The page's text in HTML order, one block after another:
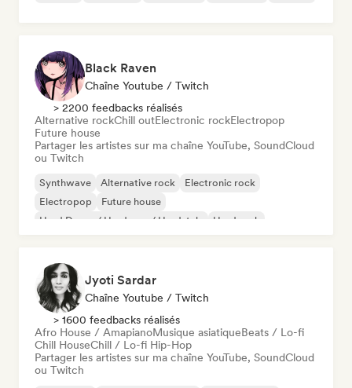
Black Raven
Chaîne Youtube / Twitch
> 2200 feedbacks réalisés
Alternative rockChill outElectronic rockElectropop
Future house
Partager les artistes sur ma chaîne YouTube, SoundCloud
ou Twitch
Synthwave Alternative rock
Electronic rock
Electropop
Future house
Hard Dance / Hardcore / Hardstyle
Hard rock
Jyoti Sardar
Chaîne Youtube / Twitch
> 1600 feedbacks réalisés
Afro House / AmapianoMusique asiatiqueBeats / Lo-fi
Chill HouseChill / Lo-fi Hip-Hop
Partager les artistes sur ma chaîne YouTube, SoundCloud
ou Twitch